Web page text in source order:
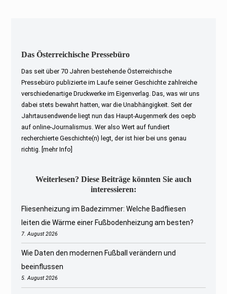
Das Österreichische Pressebüro
Das seit über 70 Jahren bestehende Österreichische
Pressebüro publizierte im Laufe seiner Geschichte zahlreiche
verschiedenartige Druckwerke im Eigenverlag. Das, was wir uns
dabei stets bewahrt hatten, war die Unabhängigkeit. Seit der
Jahrtausendwende liegt nun das Haupt-Augenmerk des oepb
auf online-Journalismus. Wer also Wert auf fundiert
recherchierte Geschichte(n) legt, der ist hier bei uns genau
richtig.
[mehr Info]
Weiterlesen? Diese Beiträge könnten Sie auch
interessieren:
Fliesenheizung im Badezimmer: Welche Badfliesen
leiten die Wärme einer Fußbodenheizung am besten?
7. August 2026
Wie Daten den modernen Fußball verändern und
beeinflussen
5. August 2026